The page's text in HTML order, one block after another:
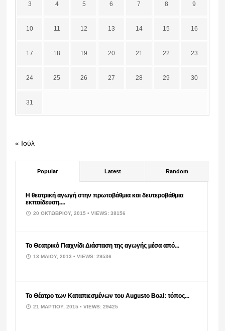
3 4 5 6 7 8 9
10 11 12 13 14 15 16
17 18 19 20 21 22 23
24 25 26 27 28 29 30
31
« Ιούλ
Popular Latest Random
Η θεατρική αγωγή στην πρωτοβάθμια και δευτεροβάθμια
εκπαίδευση....
20 ΟΚΤΩΒΡΊΟΥ, 2015• VIEWS: 38156
Το Θεατρικό Παιχνίδι Διάσταση της αγωγής μέσα από...
13 ΜΑΪ́ΟΥ, 2013• VIEWS: 29536
Το Θέατρο των Καταπιεσμένων του Augusto Boal: τόπος...
21 ΜΑΡΤΊΟΥ, 2015• VIEWS: 29425